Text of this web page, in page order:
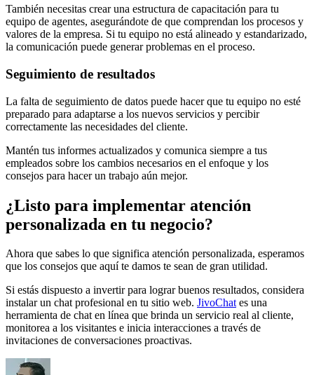
También necesitas crear una estructura de capacitación para tu
equipo de agentes, asegurándote de que comprendan los procesos y
valores de la empresa. Si tu equipo no está alineado y estandarizado,
la comunicación puede generar problemas en el proceso.
Seguimiento de resultados
La falta de seguimiento de datos puede hacer que tu equipo no esté
preparado para adaptarse a los nuevos servicios y percibir
correctamente las necesidades del cliente.
Mantén tus informes actualizados y comunica siempre a tus
empleados sobre los cambios necesarios en el enfoque y los
consejos para hacer un trabajo aún mejor.
¿Listo para implementar atención
personalizada en tu negocio?
Ahora que sabes lo que significa atención personalizada, esperamos
que los consejos que aquí te damos te sean de gran utilidad.
Si estás dispuesto a invertir para lograr buenos resultados, considera
instalar un chat profesional en tu sitio web. JivoChates una
herramienta de chat en línea que brinda un servicio real al cliente,
monitorea a los visitantes e inicia interacciones a través de
invitaciones de conversaciones proactivas.